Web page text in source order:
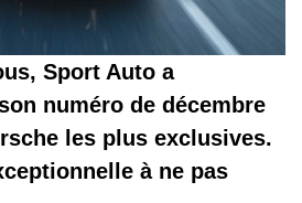
Sport Auto a
numéro de décembre
les plus exclusives.
à ne pas